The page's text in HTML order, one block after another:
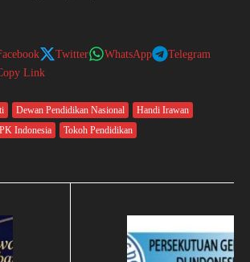
Twitter WhatsApp
Telegram
Link
Dewan Pendidikan Nasional
Handi Irawan
Indonesia Tokoh Pendidikan